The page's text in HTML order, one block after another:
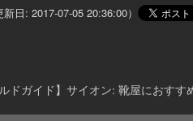
新日: 2017-07-05 20:36:00）
ルドガイド】サイオン: 靴屋におす